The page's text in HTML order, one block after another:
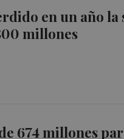
en un año la
millones
674 millones